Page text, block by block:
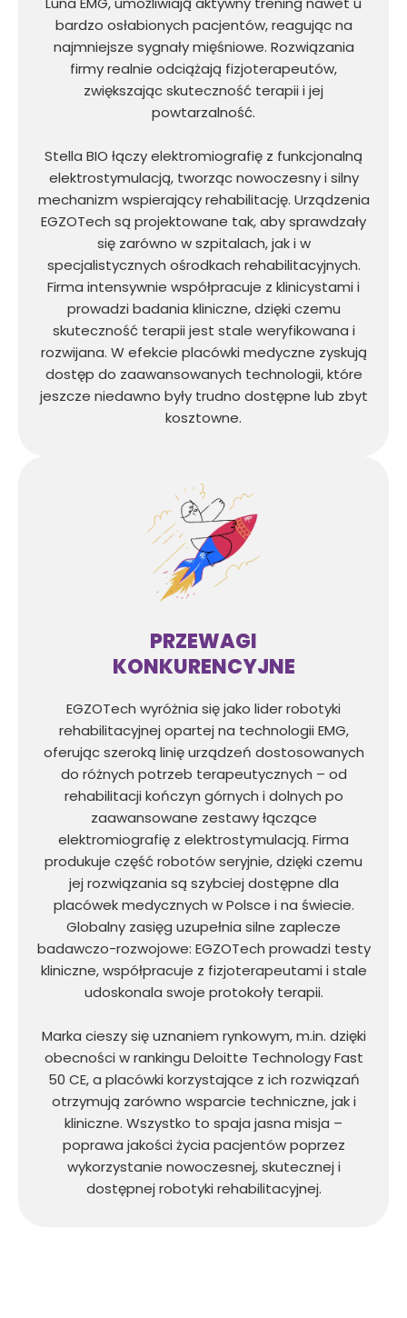
bardzo osłabionych pacjentów, reagując na
najmniejsze sygnały mięśniowe. Rozwiązania
firmy realnie odciążają fizjoterapeutów,
zwiększając skuteczność terapii i jej
powtarzalność.
Stella BIO łączy elektromiografię z funkcjonalną
elektrostymulacją, tworząc nowoczesny i silny
mechanizm wspierający rehabilitację. Urządzenia
EGZOTech są projektowane tak, aby sprawdzały
się zarówno w szpitalach, jak i w
specjalistycznych ośrodkach rehabilitacyjnych.
Firma intensywnie współpracuje z klinicystami i
prowadzi badania kliniczne, dzięki czemu
skuteczność terapii jest stale weryfikowana i
rozwijana. W efekcie placówki medyczne zyskują
dostęp do zaawansowanych technologii, które
jeszcze niedawno były trudno dostępne lub zbyt
kosztowne.
PRZEWAGI
KONKURENCYJNE
EGZOTech wyróżnia się jako lider robotyki
rehabilitacyjnej opartej na technologii EMG,
oferując szeroką linię urządzeń dostosowanych
do różnych potrzeb terapeutycznych – od
rehabilitacji kończyn górnych i dolnych po
zaawansowane zestawy łączące
elektromiografię z elektrostymulacją. Firma
produkuje część robotów seryjnie, dzięki czemu
jej rozwiązania są szybciej dostępne dla
placówek medycznych w Polsce i na świecie.
Globalny zasięg uzupełnia silne zaplecze
badawczo-rozwojowe: EGZOTech prowadzi testy
kliniczne, współpracuje z fizjoterapeutami i stale
udoskonala swoje protokoły terapii.
Marka cieszy się uznaniem rynkowym, m.in. dzięki
obecności w rankingu Deloitte Technology Fast
50 CE, a placówki korzystające z ich rozwiązań
otrzymują zarówno wsparcie techniczne, jak i
kliniczne. Wszystko to spaja jasna misja –
poprawa jakości życia pacjentów poprzez
wykorzystanie nowoczesnej, skutecznej i
dostępnej robotyki rehabilitacyjnej.